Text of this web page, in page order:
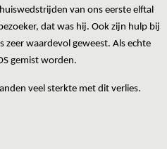
van ons eerste elftal
dat was hij. Ook zijn hulp bij
zeer waardevol geweest. Als echte
gemist worden.
veel sterkte met dit verlies.